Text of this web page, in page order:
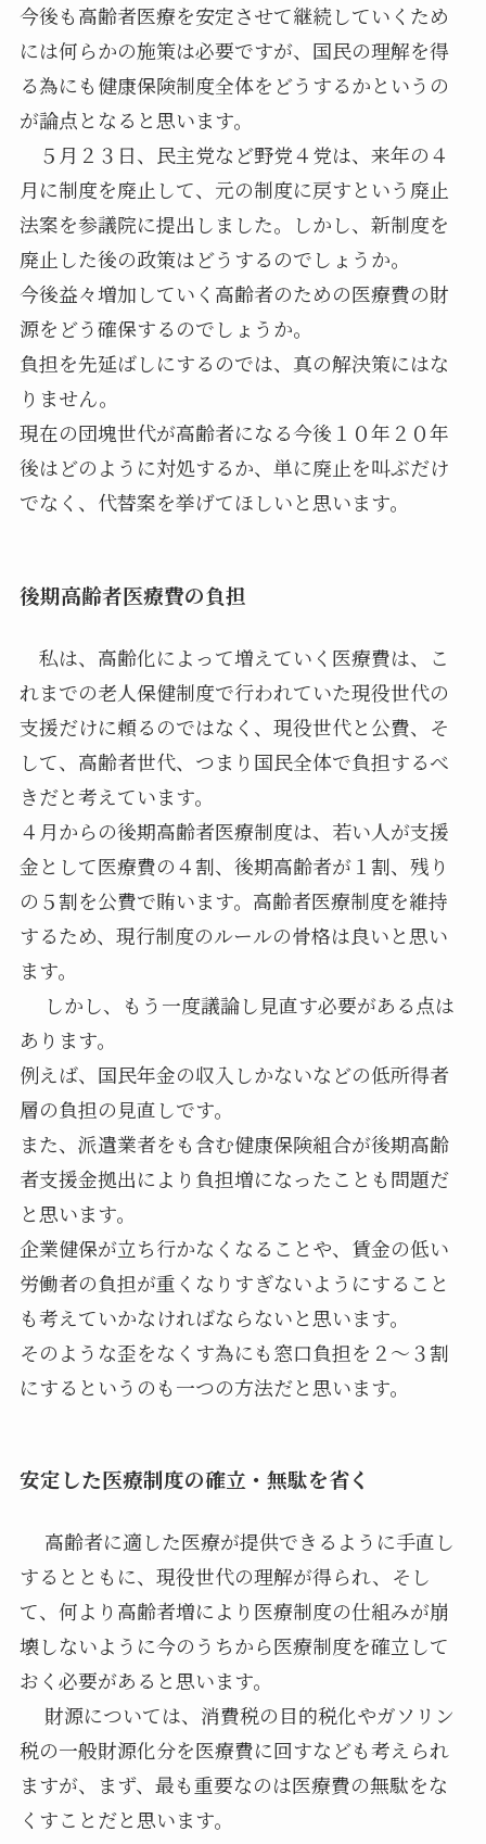
今後も高齢者医療を安定させて継続していくため
には何らかの施策は必要ですが、国民の理解を得
る為にも健康保険制度全体をどうするかというの
が論点となると思います。
５月２３日、民主党など野党４党は、来年の４
月に制度を廃止して、元の制度に戻すという廃止
法案を参議院に提出しました。しかし、新制度を
廃止した後の政策はどうするのでしょうか。
今後益々増加していく高齢者のための医療費の財
源をどう確保するのでしょうか。
負担を先延ばしにするのでは、真の解決策にはな
りません。
現在の団塊世代が高齢者になる今後１０年２０年
後はどのように対処するか、単に廃止を叫ぶだけ
でなく、代替案を挙げてほしいと思います。
後期高齢者医療費の負担
私は、高齢化によって増えていく医療費は、こ
れまでの老人保健制度で行われていた現役世代の
支援だけに頼るのではなく、現役世代と公費、そ
して、高齢者世代、つまり国民全体で負担するべ
きだと考えています。
４月からの後期高齢者医療制度は、若い人が支援
金として医療費の４割、後期高齢者が１割、残り
の５割を公費で賄います。高齢者医療制度を維持
するため、現行制度のルールの骨格は良いと思い
ます。
しかし、もう一度議論し見直す必要がある点は
あります。
例えば、国民年金の収入しかないなどの低所得者
層の負担の見直しです。
また、派遣業者をも含む健康保険組合が後期高齢
者支援金拠出により負担増になったことも問題だ
と思います。
企業健保が立ち行かなくなることや、賃金の低い
労働者の負担が重くなりすぎないようにすること
も考えていかなければならないと思います。
そのような歪をなくす為にも窓口負担を２～３割
にするというのも一つの方法だと思います。
安定した医療制度の確立・無駄を省く
高齢者に適した医療が提供できるように手直し
するとともに、現役世代の理解が得られ、そし
て、何より高齢者増により医療制度の仕組みが崩
壊しないように今のうちから医療制度を確立して
おく必要があると思います。
財源については、消費税の目的税化やガソリン
税の一般財源化分を医療費に回すなども考えられ
ますが、まず、最も重要なのは医療費の無駄をな
くすことだと思います。